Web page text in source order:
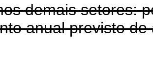
setores:
anual previsto